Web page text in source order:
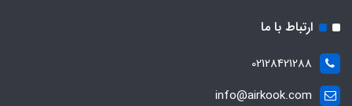
ارتباط با ما
02128421288
info@airkook.com